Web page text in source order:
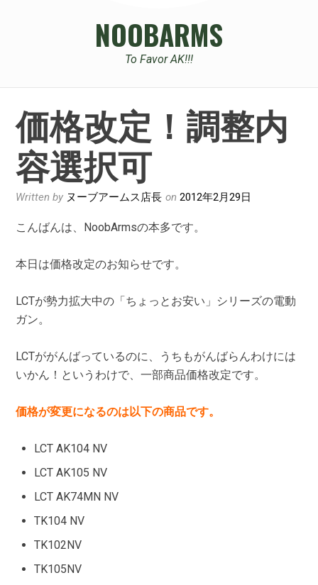
NOOBARMS
To Favor AK!!!
価格改定！調整内
容選択可
Written by ヌーブアームス店長 on2012年2月29日
こんばんは、NoobArmsの本多です。
本日は価格改定のお知らせです。
LCTが勢力拡大中の「ちょっとお安い」シリーズの電動
ガン。
LCTががんばっているのに、うちもがんばらんわけには
いかん！というわけで、一部商品価格改定です。
価格が変更になるのは以下の商品です。
LCT AK104 NV
LCT AK105 NV
LCT AK74MN NV
TK104 NV
TK102NV
TK105NV